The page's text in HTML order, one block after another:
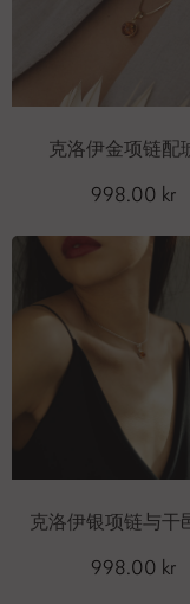
克洛伊金项链配
998.00 kr
克洛伊银项链与干
998.00 kr